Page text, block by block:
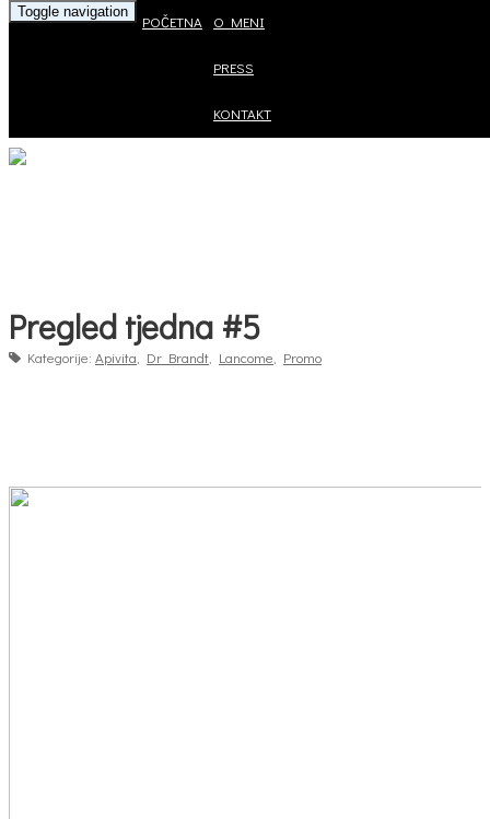
Toggle navigation
POČETNA O MENI
PRESS
KONTAKT
Pregled tjedna #5
Kategorije: Apivita Dr Brandt Lancome Promo